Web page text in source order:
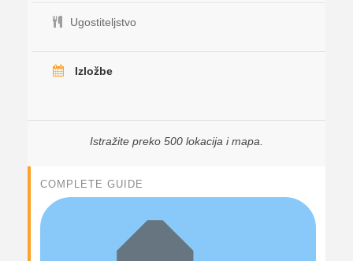
Ugostiteljstvo
Izložbe
Istražite preko 500 lokacija i mapa.
COMPLETE GUIDE